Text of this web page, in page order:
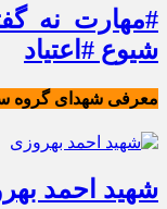
شیوع #اعتیاد
معرفی شهدای گروه
شهید احمد